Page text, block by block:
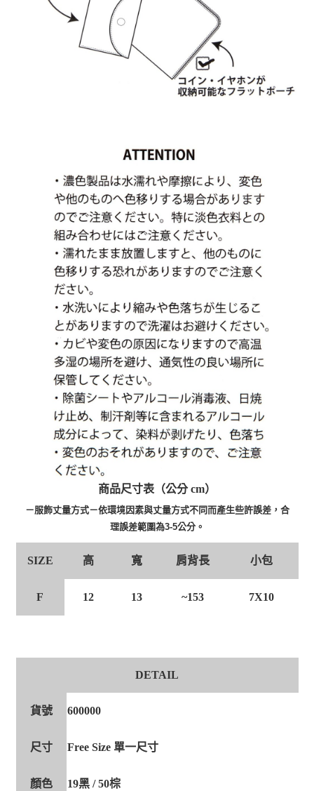
商品尺寸表（公分 cm）
－服飾丈量方式－依環境因素與丈量方式不同而產生些許誤差，合
理誤差範圍為3-5公分。
SIZE 高 寬 肩背長 小包
F 12 13 ~153 7X10
DETAIL
貨號 600000
尺寸 Free Size 單一尺寸
顏色 19黑 / 50棕